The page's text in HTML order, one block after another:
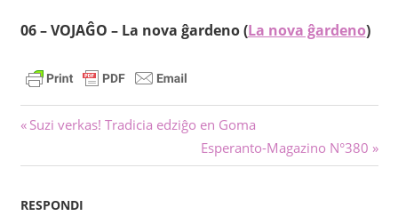
06 –VOJAĜO – La nova ĝardeno (La nova ĝardeno)
Navigado
tra
afiŝoj
Antaŭa
Suzi verkas! Tradicia edziĝo en Goma
Sekva
afiŝo:
Esperanto-Magazino N°380
RESPONDI